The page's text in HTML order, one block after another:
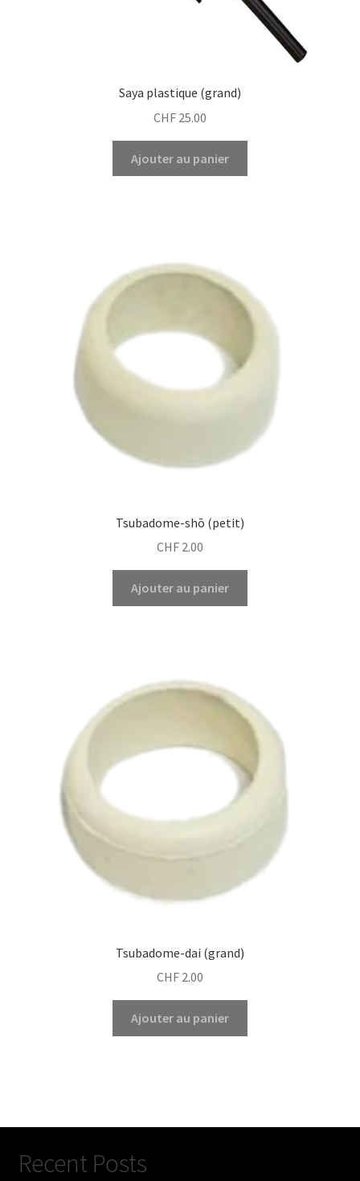
Saya plastique (grand)
CHF 25.00
Ajouter au panier
Tsubadome-shō (petit)
CHF 2.00
Ajouter au panier
Tsubadome-dai (grand)
CHF 2.00
Ajouter au panier
Recent Posts